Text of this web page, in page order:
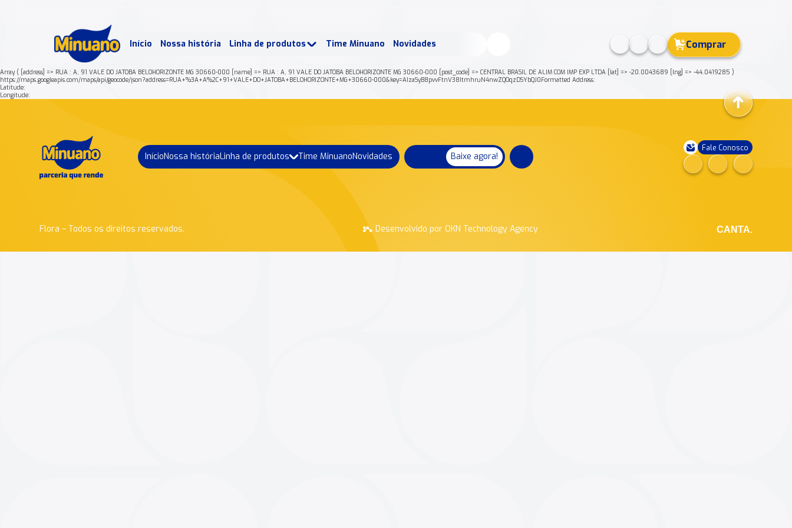
Início Nossa história Linha de produtos Time Minuano Novidades Comprar
Array ( [address] => RUA : A, 91 VALE DO JATOBA BELOHORIZONTE MG 30660-000 [name] => RUA : A, 91 VALE DO JATOBA BELOHORIZONTE MG 30660-000 [post_code] => CENTRAL BRASIL DE ALIM COM IMP EXP LTDA [lat] => -20.0043689 [lng] => -44.0419285 )
https://maps.googleapis.com/maps/api/geocode/json?address=RUA+%3A+A%2C+91+VALE+DO+JATOBA+BELOHORIZONTE+MG+30660-000&key=AIzaSyB8pvvFtnV38ItmhruN4nwZQOqzDSYbQJ0Formatted Address:
Latitude:
Longitude:
InícioNossa históriaLinha de produtos Time MinuanoNovidades Baixe agora!
Fale Conosco
Flora – Todos os direitos reservados. Desenvolvido por OKN Technology Agency CANTA.